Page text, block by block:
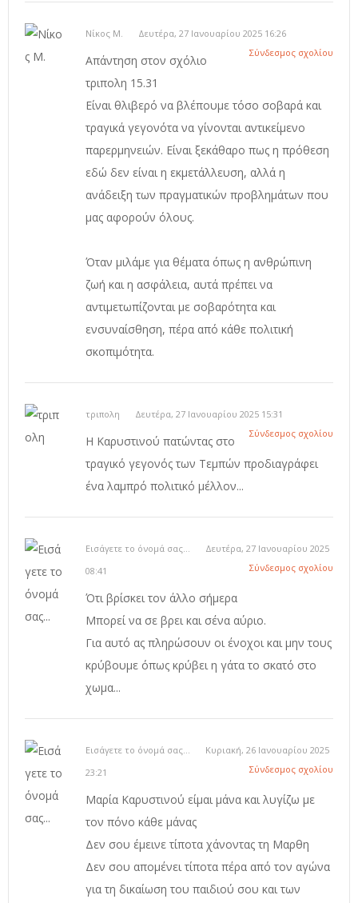
Νίκος Μ.
Δευτέρα, 27 Ιανουαρίου 2025 16:26
Σύνδεσμος σχολίου
Απάντηση στον σχόλιο
τριπολη 15.31
Είναι θλιβερό να βλέπουμε τόσο σοβαρά και
τραγικά γεγονότα να γίνονται αντικείμενο
παρερμηνειών. Είναι ξεκάθαρο πως η πρόθεση
εδώ δεν είναι η εκμετάλλευση, αλλά η
ανάδειξη των πραγματικών προβλημάτων που
μας αφορούν όλους.
Όταν μιλάμε για θέματα όπως η ανθρώπινη
ζωή και η ασφάλεια, αυτά πρέπει να
αντιμετωπίζονται με σοβαρότητα και
ενσυναίσθηση, πέρα από κάθε πολιτική
σκοπιμότητα.
τριπολη
Δευτέρα, 27 Ιανουαρίου 2025 15:31
Σύνδεσμος σχολίου
Η Καρυστινού πατώντας στο
τραγικό γεγονός των Τεμπών προδιαγράφει
ένα λαμπρό πολιτικό μέλλον...
Εισάγετε το όνομά σας...
Δευτέρα, 27 Ιανουαρίου 2025
08:41
Σύνδεσμος σχολίου
Ότι βρίσκει τον άλλο σήμερα
Μπορεί να σε βρει και σένα αύριο.
Για αυτό ας πληρώσουν οι ένοχοι και μην τους
κρύβουμε όπως κρύβει η γάτα το σκατό στο
χωμα...
Εισάγετε το όνομά σας...
Κυριακή, 26 Ιανουαρίου 2025
23:21
Σύνδεσμος σχολίου
Μαρία Καρυστινού είμαι μάνα και λυγίζω με
τον πόνο κάθε μάνας
Δεν σου έμεινε τίποτα χάνοντας τη Μαρθη
Δεν σου απομένει τίποτα πέρα από τον αγώνα
για τη δικαίωση του παιδιού σου και των